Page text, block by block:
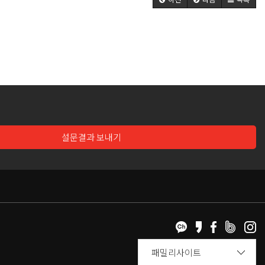
설문결과 보내기